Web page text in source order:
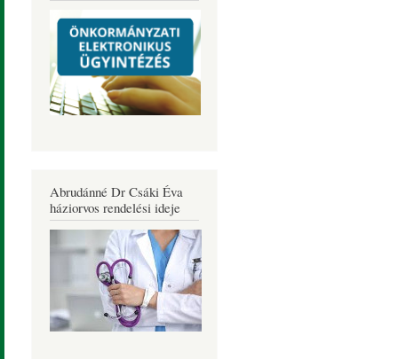
Abrudánné Dr Csáki Éva
háziorvos rendelési ideje